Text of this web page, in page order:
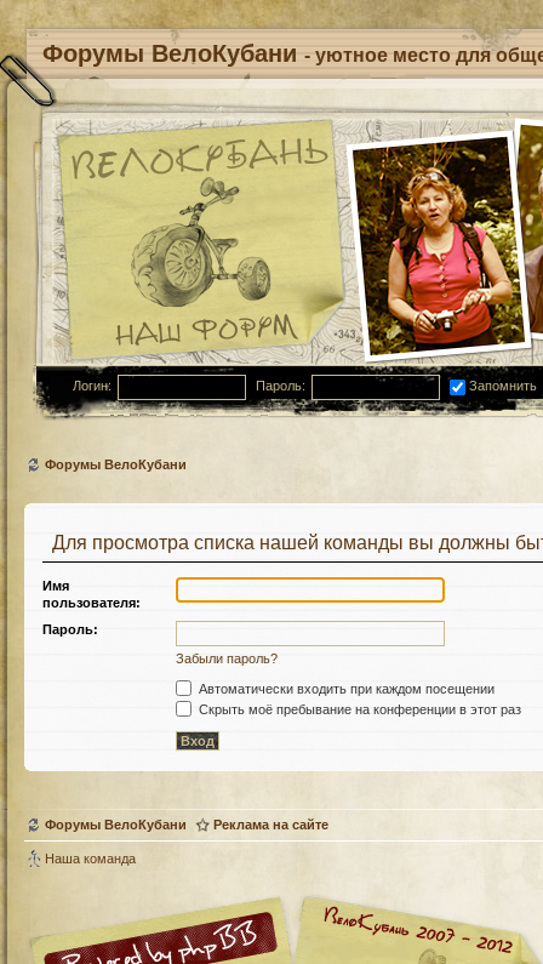
Форумы ВелоКубани - уютное место для
Логин: Пароль: Запомнить
Форумы ВелоКубани
Для просмотра списка нашей команды вы должны
Имя
пользователя:
Пароль:
Забыли пароль?
Автоматически входить при каждом посещении
Скрыть моё пребывание на конференции в этот раз
Форумы ВелоКубани Реклама на сайте
Наша команда